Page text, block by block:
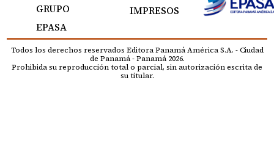
GRUPO
EPASA
IMPRESOS
Todos los derechos reservados Editora Panamá América S.A. - Ciudad
de Panamá - Panamá 2026.
Prohibida su reproducción total o parcial, sin autorización escrita de
su titular.